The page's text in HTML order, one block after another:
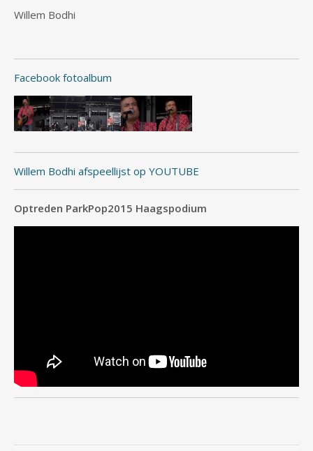
Willem Bodhi
Facebook fotoalbum
Willem Bodhi afspeellijst op YOUTUBE
Optreden ParkPop2015 Haagspodium